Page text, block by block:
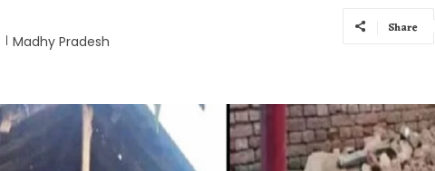
Madhy Pradesh
Share